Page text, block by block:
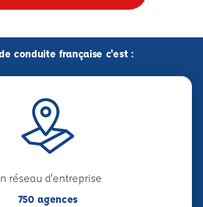
conduite française c'est :
réseau d'entreprise
750 agences